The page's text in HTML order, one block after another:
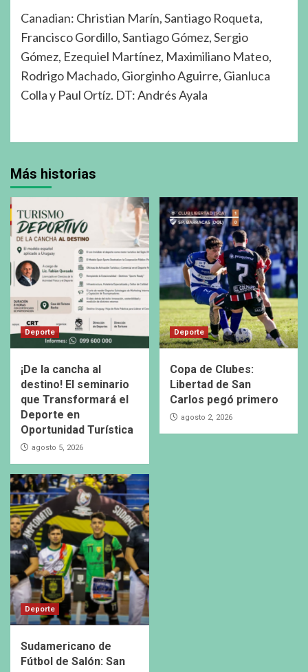
Canadian: Christian Marín, Santiago Roqueta,
Francisco Gordillo, Santiago Gómez, Sergio
Gómez, Ezequiel Martínez, Maximiliano Mateo,
Rodrigo Machado, Giorginho Aguirre, Gianluca
Colla y Paul Ortíz. DT: Andrés Ayala
Más historias
Deporte
¡De la cancha al
destino! El seminario
que Transformará el
Deporte en
Oportunidad Turística
agosto 5, 2026
Deporte
Copa de Clubes:
Libertad de San
Carlos pegó primero
agosto 2, 2026
Deporte
Sudamericano de
Fútbol de Salón: San